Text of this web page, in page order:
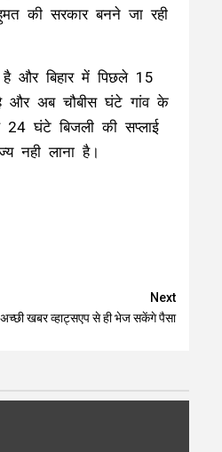
की सरकार बनने जा रही
है और बिहार में पिछले 15
और अब चौबीस घंटे गांव के
24 घंटे बिजली की सप्लाई
नही लाना है।
Next
खबर व्हाट्सएप से ही भेज सकेंगे पैसा